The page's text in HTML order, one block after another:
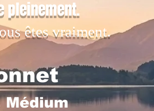
pleinement.
êtes vraiment.
Médium